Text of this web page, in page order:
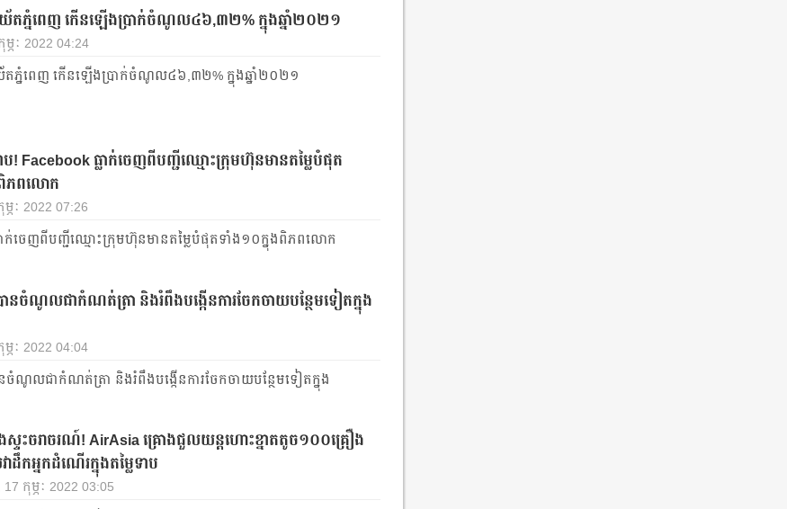
វយ័តភ្នំពេញ កើនឡើងប្រាក់ចំណូល៤៦,៣២% ក្នុងឆ្នាំ២០២១
ម្ភៈ 2022 04:24
យ័តភ្នំពេញ កើនឡើងប្រាក់ចំណូល៤៦,៣២% ក្នុងឆ្នាំ២០២១
ប! Facebook ធ្លាក់ចេញពីបញ្ជី​ឈ្មោះ​ក្រុមហ៊ុនមានតម្លៃបំផុត
ពិភពលោក
ភៈ 2022 07:26
លាក់ចេញពី​បញ្ជី​ឈ្មោះ​ក្រុមហ៊ុនមានតម្លៃបំផុតទាំង១០ក្នុងពិភពលោក
ានចំណូលជាកំណត់ត្រា និងរំពឹងបង្កើនការចែកចាយបន្ថែមទៀតក្នុង
ភៈ 2022 04:04
នចំណូលជាកំណត់ត្រា និងរំពឹងបង្កើនការចែកចាយបន្ថែមទៀតក្នុង
ងស្ទះចរាចរណ៍! AirAsia គ្រោងជួលយន្តហោះខ្នាតតូច១០០គ្រឿង
ាដឹកអ្នកដំណើរក្នុងតម្លៃទាប
កុម្ភៈ 2022 03:05